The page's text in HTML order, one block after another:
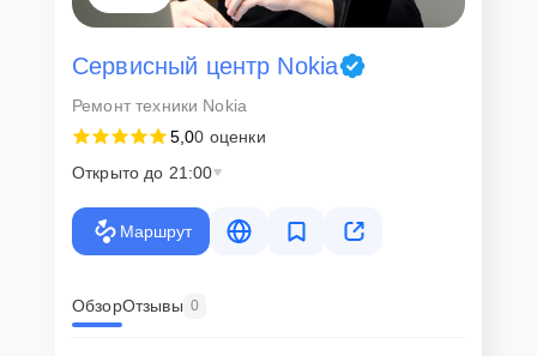
Скорость диагностики и
ремонта
Наша компания ценит время клиентов и понимает важность
оперативного решения любых вопросов. В среднем, ремонт
клиент сможет забрать свой гаджет в этот же день. При
Внимание! Устройство отправляется на ремонт только после
согласования вариантов запчастей и стоимости ремонта с
изменена в процессе или после завершения работ.
Сервисный центр Nokia
Ремонт техники Nokia
5,00 оценки
Открыто до 21:00
Маршрут
ОбзорОтзывы 0